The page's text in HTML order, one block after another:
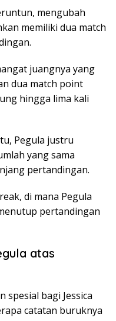
mengubah
memiliki dua match
juangnya yang
dua match point
hingga lima kali
Pegula justru
yang sama
pertandingan.
di mana Pegula
pertandingan
atas
spesial bagi Jessica
catatan buruknya